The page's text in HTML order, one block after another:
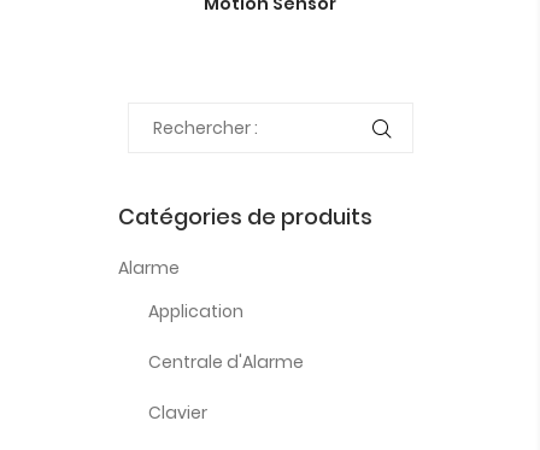
Catégories de produits
Alarme
Application
Centrale d'Alarme
Clavier